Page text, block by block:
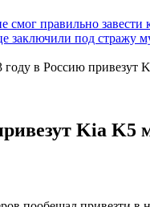
правильно завести
заключили под стражу
году в Россию привезут
Kia K5